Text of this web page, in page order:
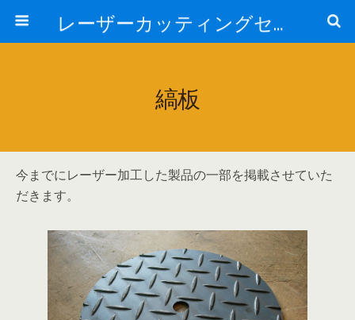
レーザーカッティングセンター 株式会社 中本鉄工所
縞板
今までにレーザー加工した製品の一部を掲載させていた
だきます。